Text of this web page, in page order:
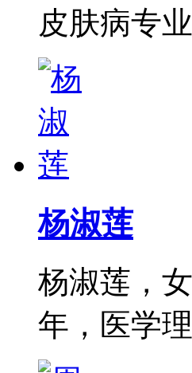
皮肤病专
杨淑莲
杨淑莲，
年，医学